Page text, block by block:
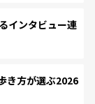
インタビュー連
き方が選ぶ2026